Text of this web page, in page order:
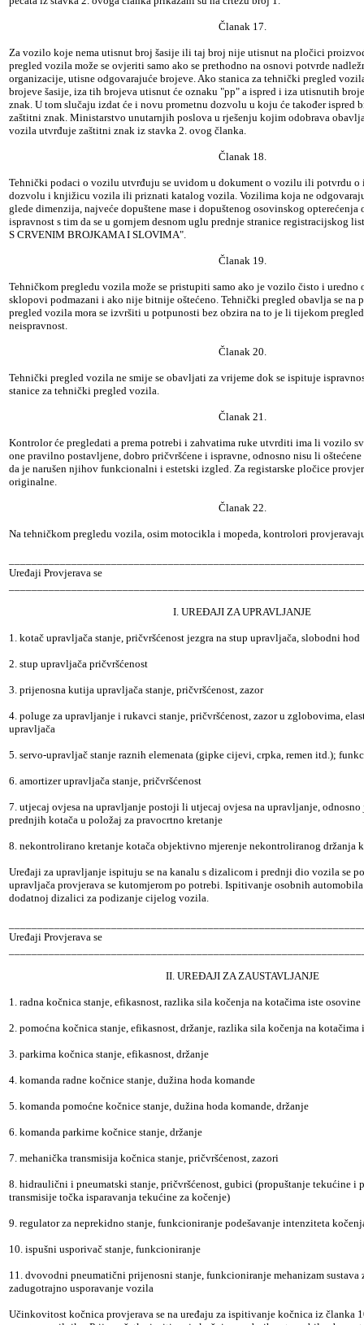
Članak 17.
Za vozilo koje nema utisnut broj šasije ili taj broj nije utisnut na pločici
pregled vozila može se ovjeriti samo ako se prethodno na osnovi potvrde
organizacije, utisne odgovarajuće brojeve. Ako stanica za tehnički pregled
brojeve šasije, iza tih brojeva utisnut će oznaku "pp" a ispred i iza utisnutih
znak. U tom slučaju izdat će i novu prometnu dozvolu u koju će također ispred
zaštitni znak. Ministarstvo unutarnjih poslova u rješenju kojim odobrava
vozila utvrđuje zaštitni znak iz stavka 2. ovog članka.
Članak 18.
Tehnički podaci o vozilu utvrđuju se uvidom u dokument o vozilu ili potvrdu
dozvolu i knjižicu vozila ili priznati katalog vozila. Vozilima koja ne
glede dimenzija, najveće dopuštene mase i dopuštenog osovinskog opterećenja
ispravnost s tim da se u gornjem desnom uglu prednje stranice registracijskog
S CRVENIM BROJKAMA I SLOVIMA".
Članak 19.
Tehničkom pregledu vozila može se pristupiti samo ako je vozilo čisto i uredno
sklopovi podmazani i ako nije bitnije oštećeno. Tehnički pregled obavlja se na
pregled vozila mora se izvršiti u potpunosti bez obzira na to je li tijekom
neispravnost.
Članak 20.
Tehnički pregled vozila ne smije se obavljati za vrijeme dok se ispituje
stanice za tehnički pregled vozila.
Članak 21.
Kontrolor će pregledati a prema potrebi i zahvatima ruke utvrditi ima li vozilo
one pravilno postavljene, dobro pričvršćene i ispravne, odnosno nisu li
da je narušen njihov funkcionalni i estetski izgled. Za registarske pločice
originalne.
Članak 22.
Na tehničkom pregledu vozila, osim motocikla i mopeda, kontrolori
Uređaji Provjerava se
I. UREĐAJI ZA UPRAVLJANJE
1. kotač upravljača stanje, pričvršćenost jezgra na stup upravljača, slobodni hod
2. stup upravljača pričvršćenost
3. prijenosna kutija upravljača stanje, pričvršćenost, zazor
4. poluge za upravljanje i rukavci stanje, pričvršćenost, zazor u zglobovima,
upravljača
5. servo-upravljač stanje raznih elemenata (gipke cijevi, crpka, remen itd.);
6. amortizer upravljača stanje, pričvršćenost
7. utjecaj ovjesa na upravljanje postoji li utjecaj ovjesa na upravljanje,
prednjih kotača u položaj za pravocrtno kretanje
8. nekontrolirano kretanje kotača objektivno mjerenje nekontroliranog držanja
Uređaji za upravljanje ispituju se na kanalu s dizalicom i prednji dio vozila se
upravljača provjerava se kutomjerom po potrebi. Ispitivanje osobnih
dodatnoj dizalici za podizanje cijelog vozila.
Uređaji Provjerava se
II. UREĐAJI ZA ZAUSTAVLJANJE
1. radna kočnica stanje, efikasnost, razlika sila kočenja na kotačima iste osovine
2. pomoćna kočnica stanje, efikasnost, držanje, razlika sila kočenja na kotačima
3. parkirna kočnica stanje, efikasnost, držanje
4. komanda radne kočnice stanje, dužina hoda komande
5. komanda pomoćne kočnice stanje, dužina hoda komande, držanje
6. komanda parkirne kočnice stanje, držanje
7. mehanička transmisija kočnica stanje, pričvršćenost, zazori
8. hidraulični i pneumatski stanje, pričvršćenost, gubici (propuštanje tekućine i
transmisije točka isparavanja tekućine za kočenje)
9. regulator za neprekidno stanje, funkcioniranje podešavanje intenziteta
10. ispušni usporivač stanje, funkcioniranje
11. dvovodni pneumatični prijenosni stanje, funkcioniranje mehanizam sustava
zadugotrajno usporavanje vozila
Učinkovitost kočnica provjerava se na uređaju za ispitivanje kočnica iz članka